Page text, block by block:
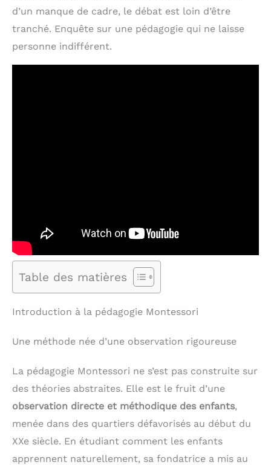
d’un manque de cadre, le débat est loin d’être
tranché. Enquête sur une pédagogie qui ne laisse
personne indifférent.
Table des matières
Introduction à la pédagogie Montessori
Une méthode née d’une observation rigoureuse
La pédagogie Montessori ne s’est pas construite sur
des théories abstraites. Elle est le fruit d’une
observation directe et méthodique des enfants,
menée dans des quartiers défavorisés au début du
XXe siècle. En étudiant comment les enfants
apprennent naturellement, sa fondatrice a mis au